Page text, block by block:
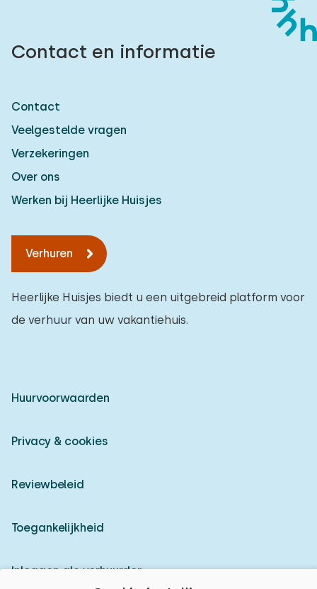
Contact en informatie
Contact
Veelgestelde vragen
Verzekeringen
Over ons
Werken bij Heerlijke Huisjes
Verhuren
Heerlijke Huisjes biedt u een uitgebreid platform voor
de verhuur van uw vakantiehuis.
Huurvoorwaarden
Privacy & cookies
Reviewbeleid
Toegankelijkheid
Inloggen als verhuurder